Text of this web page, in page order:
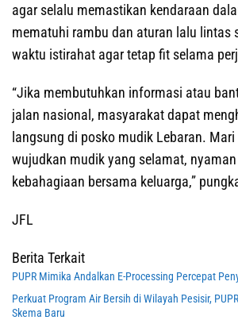
agar selalu memastikan kendaraan
mematuhi rambu dan aturan lalu lintas
waktu istirahat agar tetap fit selama
“Jika membutuhkan informasi atau
jalan nasional, masyarakat dapat
langsung di posko mudik Lebaran. Mari
wujudkan mudik yang selamat,
kebahagiaan bersama keluarga,”
JFL
Berita Terkait
PUPR Mimika Andalkan E-Processing Percepat
Perkuat Program Air Bersih di Wilayah Pesisir,
Skema Baru